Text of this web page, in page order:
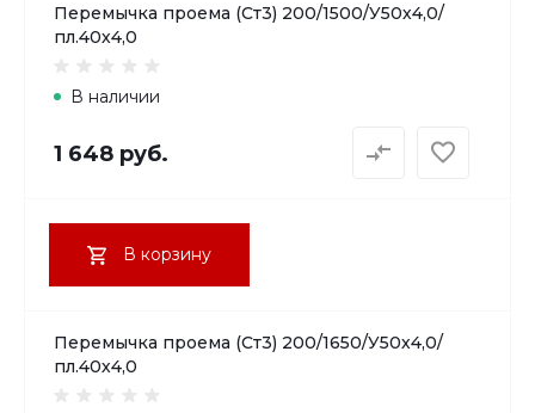
Перемычка проема (Ст3) 200/1500/У50х4,0/
пл.40х4,0
В наличии
1 648 руб.
В корзину
Перемычка проема (Ст3) 200/1650/У50х4,0/
пл.40х4,0